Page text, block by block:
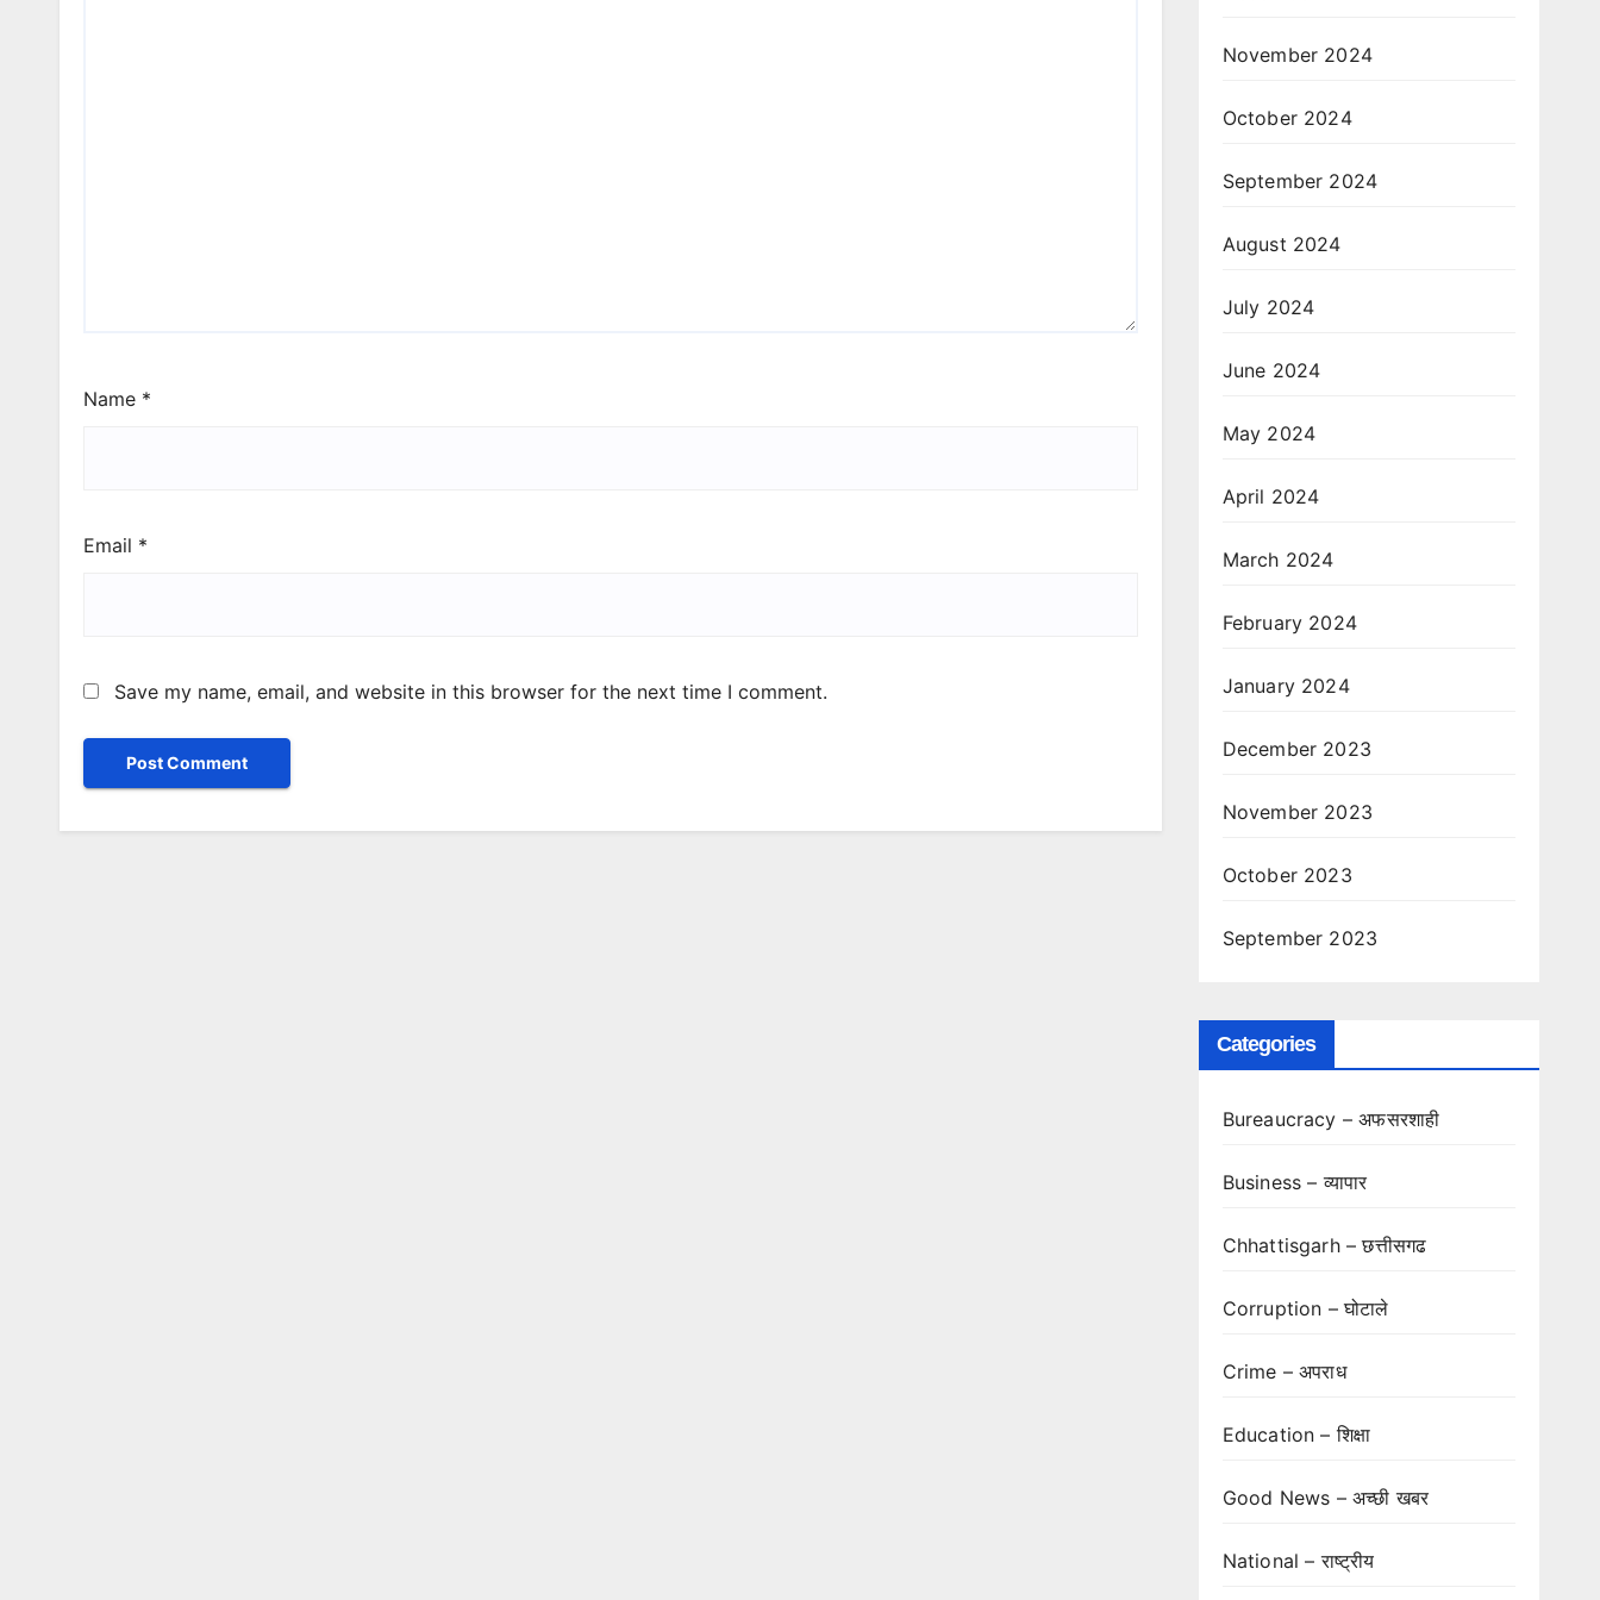
Name *
Email *
Save my name, email, and website in this browser for the next time I comment.
November 2024
October 2024
September 2024
August 2024
July 2024
June 2024
May 2024
April 2024
March 2024
February 2024
January 2024
December 2023
November 2023
October 2023
September 2023
Categories
Bureaucracy – अफसरशाही
Business – व्यापार
Chhattisgarh – छत्तीसगढ
Corruption – घोटाले
Crime – अपराध
Education – शिक्षा
Good News – अच्छी खबर
National – राष्ट्रीय